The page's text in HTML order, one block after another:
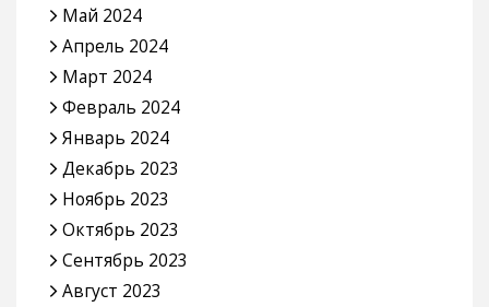
Май 2024
Апрель 2024
Март 2024
Февраль 2024
Январь 2024
Декабрь 2023
Ноябрь 2023
Октябрь 2023
Сентябрь 2023
Август 2023